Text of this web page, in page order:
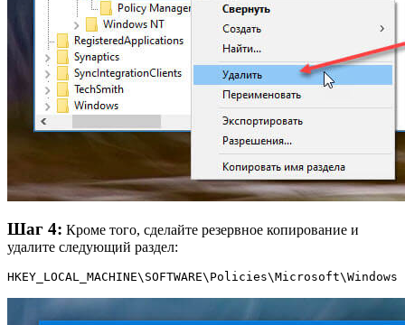
Шаг 4: Кроме того, сделайте резервное копирование и
удалите следующий раздел: